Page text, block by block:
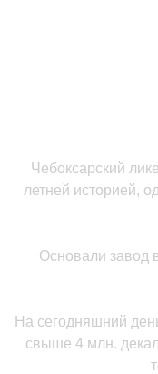
Чебоксарский
летней историей,
Основали завод
На сегодняшний
свыше 4 млн.